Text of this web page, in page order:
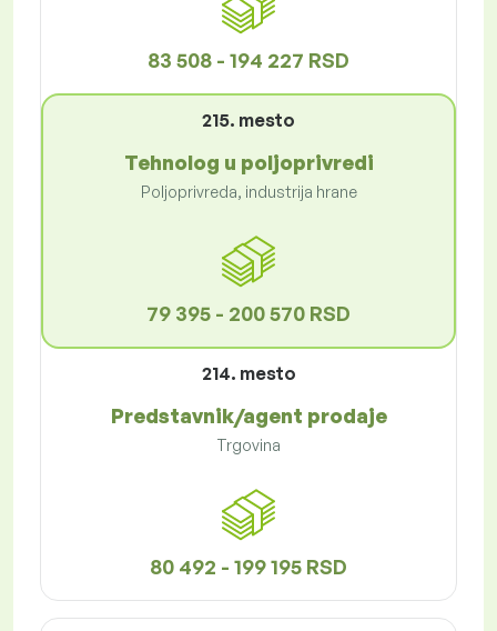
83 508 - 194 227 RSD
215. mesto
Tehnolog u poljoprivredi
Poljoprivreda, industrija hrane
79 395 - 200 570 RSD
214. mesto
Predstavnik/agent prodaje
Trgovina
80 492 - 199 195 RSD